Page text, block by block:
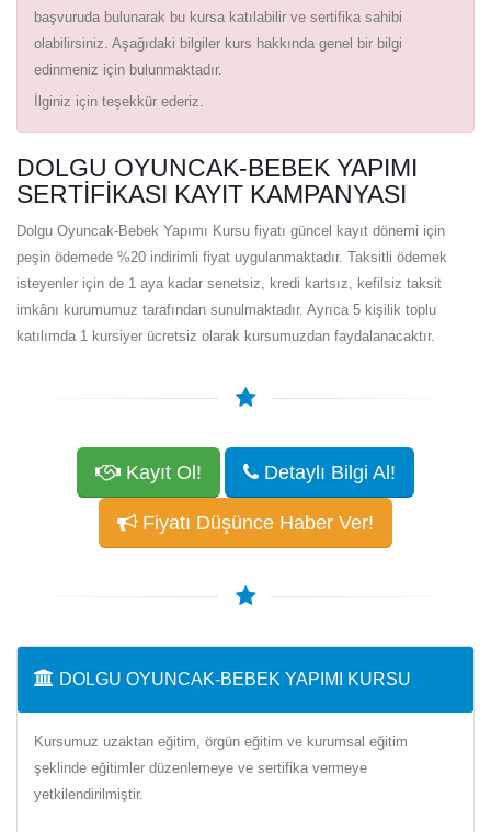
başvuruda bulunarak bu kursa katılabilir ve sertifika sahibi
olabilirsiniz. Aşağıdaki bilgiler kurs hakkında genel bir bilgi
edinmeniz için bulunmaktadır.
İlginiz için teşekkür ederiz.
DOLGU OYUNCAK-BEBEK YAPIMI
SERTIFIKASI KAYIT KAMPANYASI
Dolgu Oyuncak-Bebek Yapımı Kursu fiyatı güncel kayıt dönemi için
peşin ödemede %20 indirimli fiyat uygulanmaktadır. Taksitli ödemek
isteyenler için de 1 aya kadar senetsiz, kredi kartsız, kefilsiz taksit
imkânı kurumumuz tarafından sunulmaktadır. Ayrıca 5 kişilik toplu
katılımda 1 kursiyer ücretsiz olarak kursumuzdan faydalanacaktır.
Kayıt Ol! Detaylı Bilgi Al!
Fiyatı Düşünce Haber Ver!
DOLGU OYUNCAK-BEBEK YAPIMI KURSU
Kursumuz uzaktan eğitim, örgün eğitim ve kurumsal eğitim
şeklinde eğitimler düzenlemeye ve sertifika vermeye
yetkilendirilmiştir.